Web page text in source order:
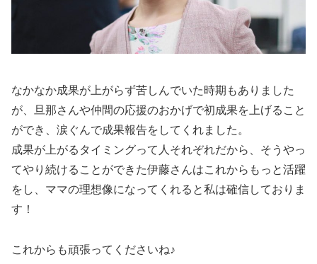
なかなか成果が上がらず苦しんでいた時期もありました
が、旦那さんや仲間の応援のおかげで初成果を上げること
ができ、涙ぐんで成果報告をしてくれました。
成果が上がるタイミングって人それぞれだから、そうやっ
てやり続けることができた伊藤さんはこれからもっと活躍
をし、ママの理想像になってくれると私は確信しておりま
す！
これからも頑張ってくださいね♪